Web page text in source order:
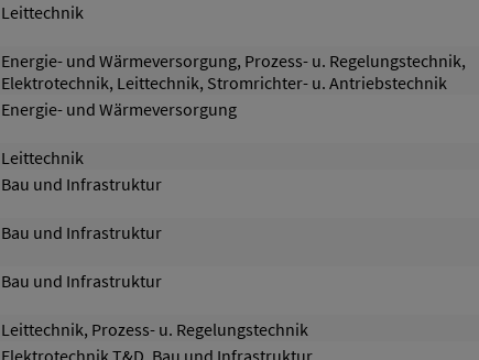
Leittechnik
Energie- und Wärmeversorgung, Prozess- u. Regelungstechnik,
Elektrotechnik, Leittechnik, Stromrichter- u. Antriebstechnik
Energie- und Wärmeversorgung
Leittechnik
Bau und Infrastruktur
Bau und Infrastruktur
Bau und Infrastruktur
Leittechnik, Prozess- u. Regelungstechnik
Elektrotechnik T&D, Bau und Infrastruktur